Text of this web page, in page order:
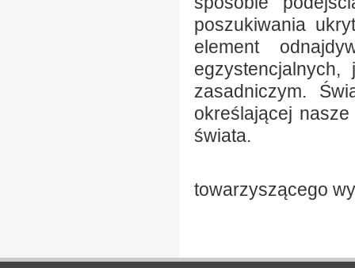
poszukiwania
element
zasadniczym.
określającej
świata.
towarzyszącego